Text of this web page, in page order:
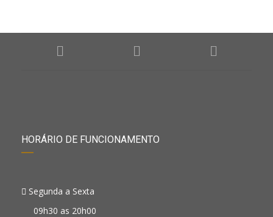
HORÁRIO DE FUNCIONAMENTO
Segunda a Sexta
09h30 as 20h00